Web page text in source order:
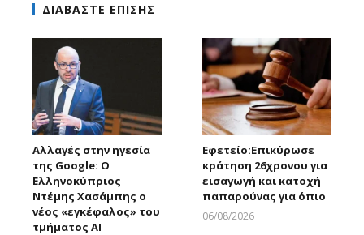
ΔΙΑΒΑΣΤΕ ΕΠΙΣΗΣ
Αλλαγές στην ηγεσία
της Google: Ο
Ελληνοκύπριος
Ντέμης Χασάμπης ο
νέος «εγκέφαλος» του
τμήματος AI
Εφετείο:Eπικύρωσε
κράτηση 26χρονου για
εισαγωγή και κατοχή
παπαρούνας για όπιο
06/08/2026